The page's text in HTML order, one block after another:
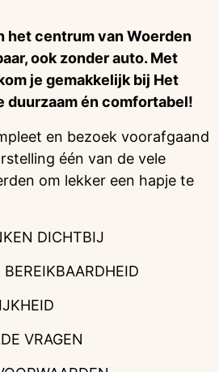
het centrum van Woerden
ook zonder auto. Met
je gemakkelijk bij Het
duurzaam én comfortabel!
en bezoek voorafgaand
één van de vele
om lekker een hapje te
DICHTBIJ
BEREIKBAARDHEID
VRAGEN